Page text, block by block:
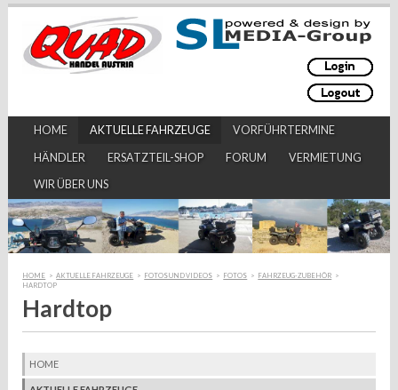
HOME AKTUELLE FAHRZEUGE VORFÜHRTERMINE
HÄNDLER ERSATZTEIL-SHOP FORUM VERMIETUNG
WIR ÜBER UNS
HOME > AKTUELLE FAHRZEUGE > FOTOS UND VIDEOS > FOTOS > FAHRZEUG-ZUBEHÖR >
HARDTOP
Hardtop
HOME